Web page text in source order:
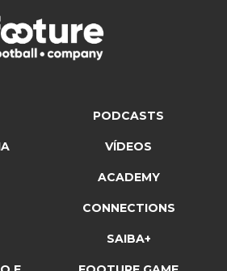
PODCASTS
VÍDEOS
ACADEMY
CONNECTIONS
SAIBA+